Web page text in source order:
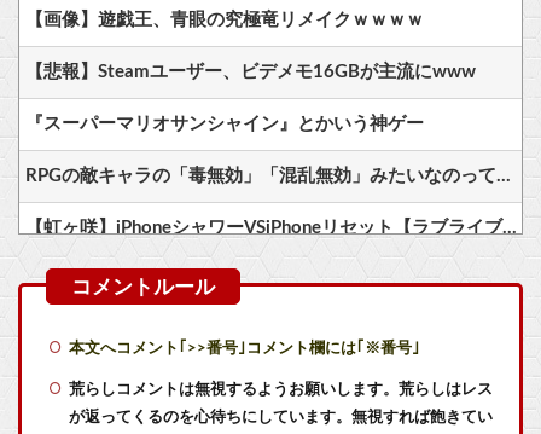
【画像】遊戯王、青眼の究極竜リメイクｗｗｗｗ
【悲報】Steamユーザー、ビデメモ16GBが主流にwww
『スーパーマリオサンシャイン』とかいう神ゲー
RPGの敵キャラの「毒無効」「混乱無効」みたいなのって冷静に考えるとおかしいよな
【虹ヶ咲】iPhoneシャワーVSiPhoneリセット【ラブライブ！】
【急募】デブが主人公のゲームにありがちな事
【艦これ】デイス 他
本文へコメント｢>>番号｣コメント欄には｢※番号｣
荒らしコメントは無視するようお願いします。荒らしはレス
が返ってくるのを心待ちにしています。無視すれば飽きてい